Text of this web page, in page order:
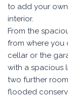
to add your
interior.
From the
from where you
cellar or the
with a spacious
two further
flooded